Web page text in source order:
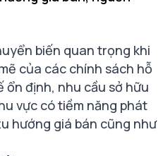
biến quan trọng khi
của các chính sách hỗ
định, nhu cầu sở hữu
vực có tiềm năng phát
hướng giá bán cũng như